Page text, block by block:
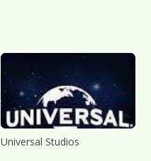
Universal Studios